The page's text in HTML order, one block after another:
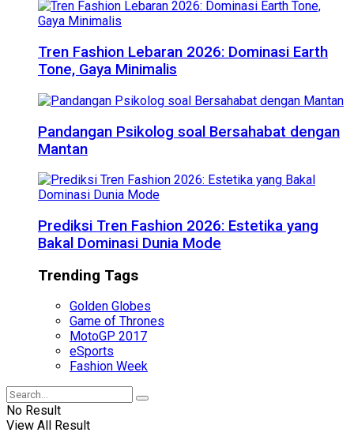
Tren Fashion Lebaran 2026: Dominasi Earth
Tone, Gaya Minimalis
Pandangan Psikolog soal Bersahabat dengan
Mantan
Prediksi Tren Fashion 2026: Estetika yang
Bakal Dominasi Dunia Mode
Trending Tags
Golden Globes
Game of Thrones
MotoGP 2017
eSports
Fashion Week
No Result
View All Result